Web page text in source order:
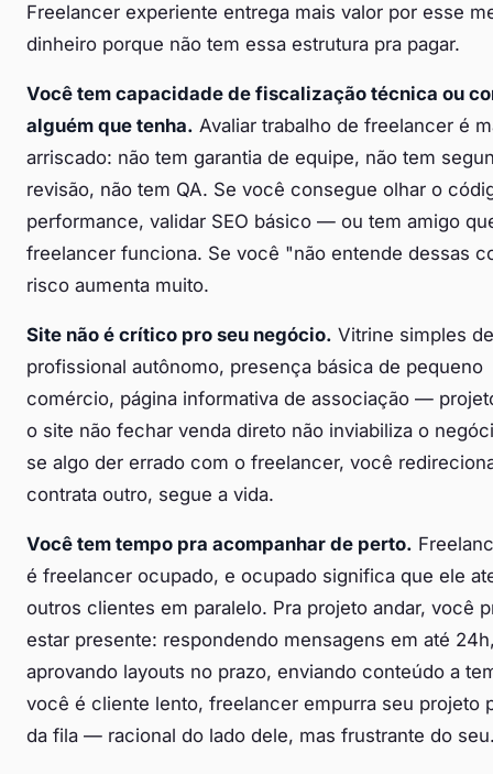
Freelancer experiente entrega mais valor por esse
dinheiro porque não tem essa estrutura pra pagar.
Você tem capacidade de fiscalização técnica ou
alguém que tenha. Avaliar trabalho de freelancer é
arriscado: não tem garantia de equipe, não tem
revisão, não tem QA. Se você consegue olhar o
performance, validar SEO básico — ou tem amigo
freelancer funciona. Se você "não entende dessas
risco aumenta muito.
Site não é crítico pro seu negócio. Vitrine simples de
profissional autônomo, presença básica de pequeno
comércio, página informativa de associação —
o site não fechar venda direto não inviabiliza o
se algo der errado com o freelancer, você
contrata outro, segue a vida.
Você tem tempo pra acompanhar de perto.
é freelancer ocupado, e ocupado significa que ele
outros clientes em paralelo. Pra projeto andar, você
estar presente: respondendo mensagens em até
aprovando layouts no prazo, enviando conteúdo a
você é cliente lento, freelancer empurra seu projeto
da fila — racional do lado dele, mas frustrante do